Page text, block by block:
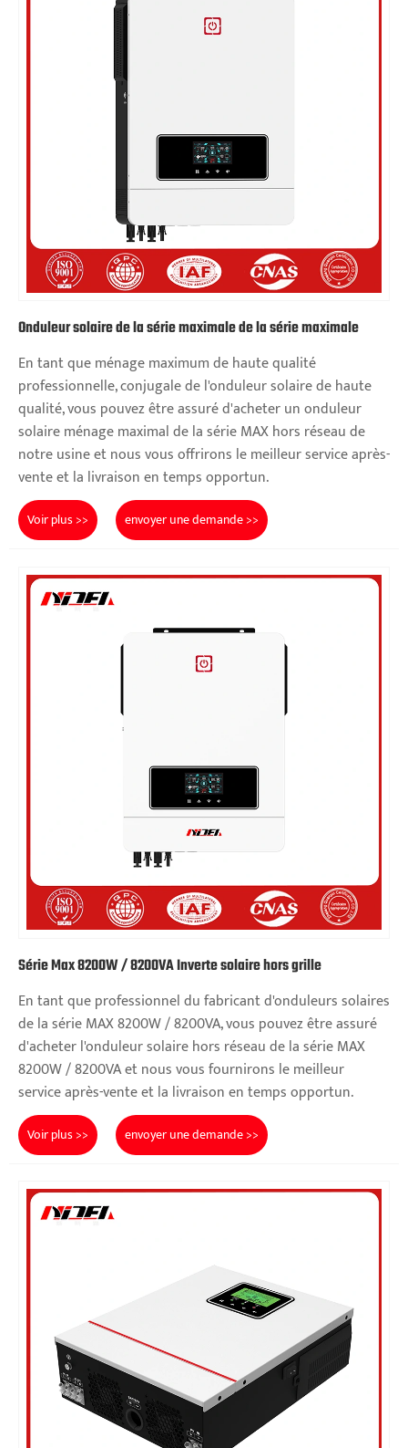
Onduleur solaire de la série maximale de la série maximale
En tant que ménage maximum de haute qualité
professionnelle, conjugale de l'onduleur solaire de haute
qualité, vous pouvez être assuré d'acheter un onduleur
solaire ménage maximal de la série MAX hors réseau de
notre usine et nous vous offrirons le meilleur service après-
vente et la livraison en temps opportun.
Voir plus >> envoyer une demande >>
Série Max 8200W / 8200VA Inverte solaire hors grille
En tant que professionnel du fabricant d'onduleurs solaires
de la série MAX 8200W / 8200VA, vous pouvez être assuré
d'acheter l'onduleur solaire hors réseau de la série MAX
8200W / 8200VA et nous vous fournirons le meilleur
service après-vente et la livraison en temps opportun.
Voir plus >> envoyer une demande >>